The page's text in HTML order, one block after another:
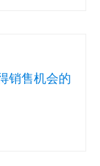
销售机会的